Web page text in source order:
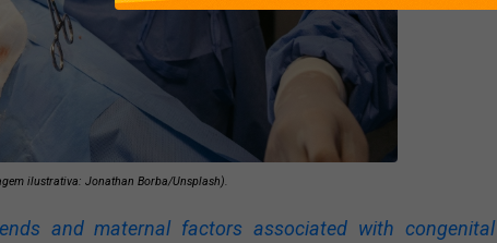
ilustrativa: Jonathan Borba/Unsplash).
and maternal factors associated with congenital